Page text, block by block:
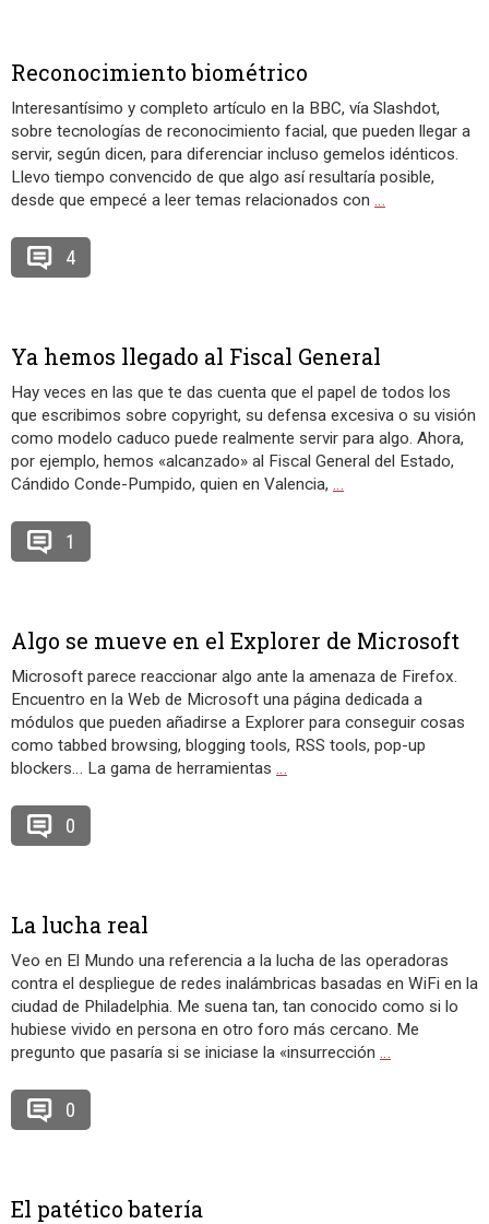
Reconocimiento biométrico
Interesantísimo y completo artículo en la BBC, vía Slashdot,
sobre tecnologías de reconocimiento facial, que pueden llegar a
servir, según dicen, para diferenciar incluso gemelos idénticos.
Llevo tiempo convencido de que algo así resultaría posible,
desde que empecé a leer temas relacionados con …
4
Ya hemos llegado al Fiscal General
Hay veces en las que te das cuenta que el papel de todos los
que escribimos sobre copyright, su defensa excesiva o su visión
como modelo caduco puede realmente servir para algo. Ahora,
por ejemplo, hemos «alcanzado» al Fiscal General del Estado,
Cándido Conde-Pumpido, quien en Valencia, …
1
Algo se mueve en el Explorer de Microsoft
Microsoft parece reaccionar algo ante la amenaza de Firefox.
Encuentro en la Web de Microsoft una página dedicada a
módulos que pueden añadirse a Explorer para conseguir cosas
como tabbed browsing, blogging tools, RSS tools, pop-up
blockers… La gama de herramientas …
0
La lucha real
Veo en El Mundo una referencia a la lucha de las operadoras
contra el despliegue de redes inalámbricas basadas en WiFi en la
ciudad de Philadelphia. Me suena tan, tan conocido como si lo
hubiese vivido en persona en otro foro más cercano. Me
pregunto que pasaría si se iniciase la «insurrección …
0
El patético batería